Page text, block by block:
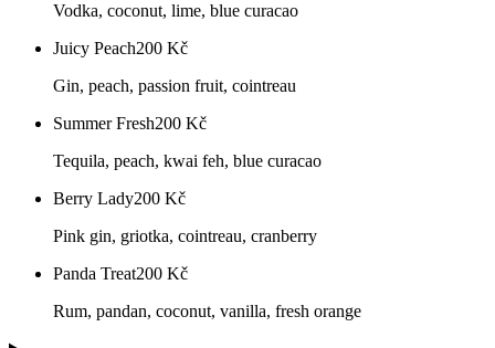
Vodka, coconut, lime, blue curacao
Juicy Peach200 Kč
Gin, peach, passion fruit, cointreau
Summer Fresh200 Kč
Tequila, peach, kwai feh, blue curacao
Berry Lady200 Kč
Pink gin, griotka, cointreau, cranberry
Panda Treat200 Kč
Rum, pandan, coconut, vanilla, fresh orange